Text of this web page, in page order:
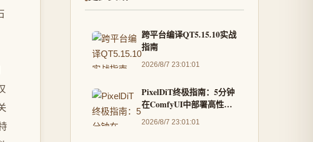
跨平台编译QT5.15.10实战
指南
2026/8/7 23:01:01
PixelDiT终极指南：5分钟
在ComfyUI中部署高性能
AI图像生成模型
2026/8/7 23:01:01